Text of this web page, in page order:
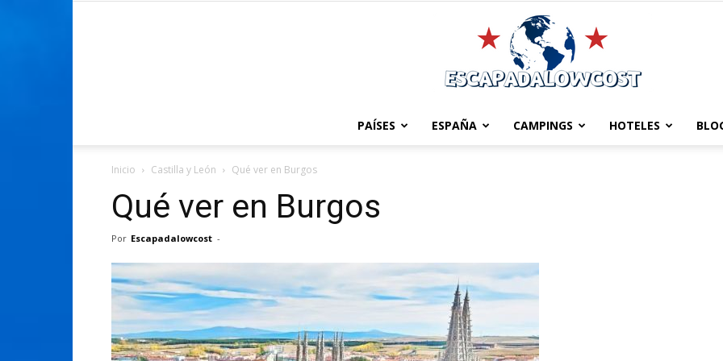
PAÍSES ESPAÑA CAMPINGS HOTELES
Inicio Castilla y León Qué ver en Burgos
Qué ver en Burgos
Por Escapadalowcost -